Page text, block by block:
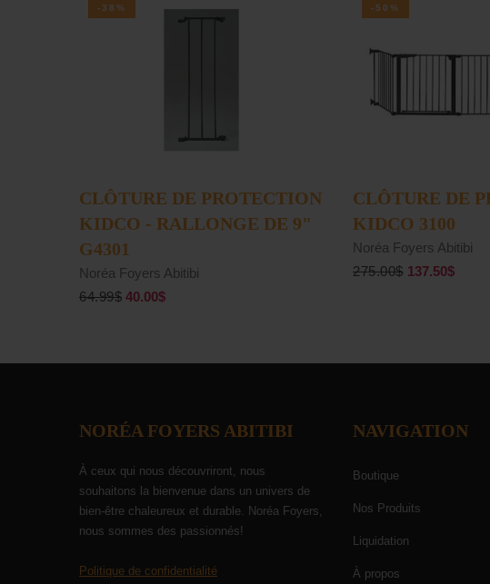
-38%
AJOUTER AU PANIER
CLÔTURE DE PROTECTION
KIDCO - RALLONGE DE 9"
G4301
Noréa Foyers Abitibi
64.99$ 40.00$
-50%
AJOUTER
CLÔTURE DE
KIDCO 3100
Noréa Foyers Abitibi
275.00$ 137.50$
NORÉA FOYERS ABITIBI
À ceux qui nous découvriront, nous
souhaitons la bienvenue dans un univers de
bien-être chaleureux et durable. Noréa Foyers,
nous sommes des passionnés!
Politique de confidentialité
NAVIGATION
Boutique
Nos Produits
Liquidation
À propos